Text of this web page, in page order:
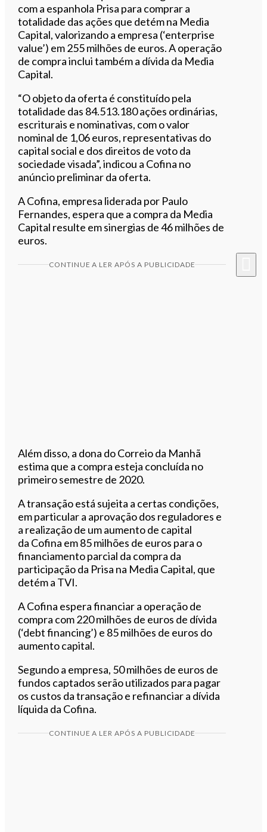
com a espanhola Prisa para comprar a
totalidade das ações que detém na Media
Capital, valorizando a empresa (‘enterprise
value’) em 255 milhões de euros. A operação
de compra inclui também a dívida da Media
Capital.
“Oobjetoda oferta é constituído pela
totalidade das 84.513.180ações ordinárias,
escriturais e nominativas, com o valor
nominal de 1,06 euros, representativas do
capital social e dos direitos de voto da
sociedade visada”, indicou a Cofina no
anúncio preliminar da oferta.
ACofina, empresa liderada por Paulo
Fernandes, espera que a compra da Media
Capital resulte em sinergias de 46 milhões de
euros.
CONTINUE A LER APÓS A PUBLICIDADE
Além disso, a dona do Correio da Manhã
estima que a compra esteja concluída no
primeiro semestre de 2020.
Atransaçãoestá sujeita a certas condições,
em particular a aprovação dos reguladores e
a realização de um aumento de capital
da Cofina em 85 milhões de euros para o
financiamento parcial da compra da
participação da Prisa na Media Capital, que
detém a TVI.
ACofina espera financiar a operação de
compra com 220 milhões de euros de dívida
(‘debt financing’) e 85 milhões de euros do
aumento capital.
Segundo a empresa, 50 milhões de euros de
fundos captados serão utilizados para pagar
os custos datransaçãoe refinanciara dívida
líquida da Cofina.
CONTINUE A LER APÓS A PUBLICIDADE